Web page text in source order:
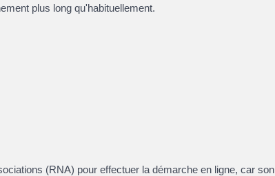
plus long qu'habituellement.
(RNA) pour effectuer la démarche en ligne, car son